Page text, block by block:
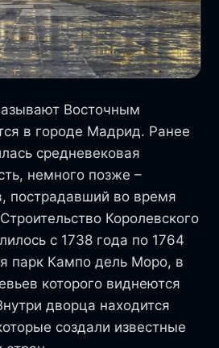
Восточным
в городе Мадрид. Ранее
средневековая
немного позже –
пострадавший во время
Королевского
с 1738 года по 1764
парк Кампо дель Моро, в
которого виднеются
дворца находится
создали известные